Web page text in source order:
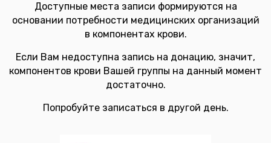
Доступные места записи формируются на
основании потребности медицинских организаций
в компонентах крови.
Если Вам недоступна запись на донацию, значит,
компонентов крови Вашей группы на данный момент
достаточно.
Попробуйте записаться в другой день.